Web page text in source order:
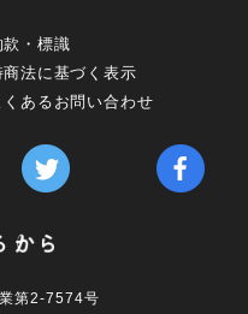
款・標識
商法に基づく表示
くあるお問い合わせ
第2-7574号